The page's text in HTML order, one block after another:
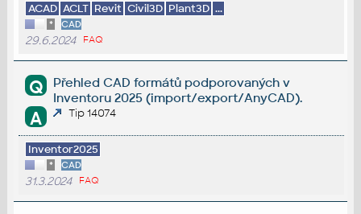
ACAD ACLT Revit Civil3D Plant3D ...
* CAD
29.6.2024 FAQ
Q
Přehled CAD formátů podporovaných v
Inventoru 2025 (import/export/AnyCAD).
A Tip 14074
Inventor2025
* CAD
31.3.2024 FAQ